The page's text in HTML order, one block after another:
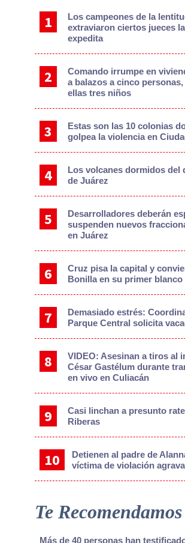
Los campeones de la
extraviaron ciertos jueces
expedita
Comando irrumpe en
a balazos a cinco
ellas tres niños
Estas son las 10 colonias
golpea la violencia en
Los volcanes dormidos del
de Juárez
Desarrolladores deberán
suspenden nuevos
en Juárez
Cruz pisa la capital y
Bonilla en su primer blanco
Demasiado estrés:
Parque Central solicita
VIDEO: Asesinan a tiros al
César Gastélum durante
en vivo en Culiacán
Casi linchan a presunto
Riberas
Detienen al padre de
víctima de violación
Te Recomendamos
Más de 40 personas han